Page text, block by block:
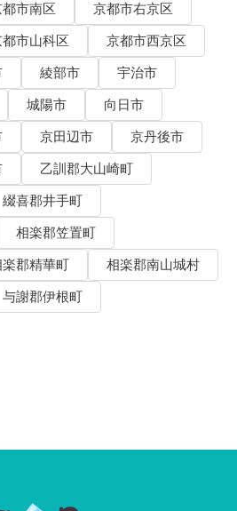
市南区
京都市右京区
市山科区
京都市西京区
綾部市
宇治市
城陽市
向日市
京田辺市
京丹後市
乙訓郡大山崎町
綴喜郡井手町
相楽郡笠置町
郡精華町
相楽郡南山城村
与謝郡伊根町